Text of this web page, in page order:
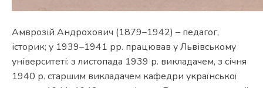
Амврозій Андрохович (1879–1942) – педагог,
історик; у 1939–1941 рр. працював у Львівському
університеті: з листопада 1939 р. викладачем, з січня
1940 р. старшим викладачем кафедри української